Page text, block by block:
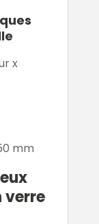
x
mm
verre